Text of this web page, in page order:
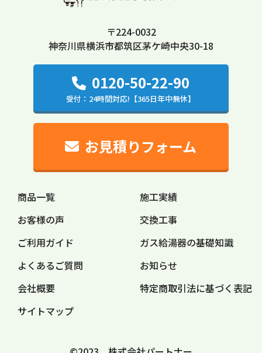
〒224-0032
神奈川県横浜市都筑区茅ケ崎中央30-18
0120-50-22-90
受付：24時間対応!【365日年中無休】
お見積りフォーム
商品一覧
施工実績
お客様の声
交換工事
ご利用ガイド
ガス給湯器の基礎知識
よくあるご質問
お知らせ
会社概要
特定商取引法に基づく表記
サイトマップ